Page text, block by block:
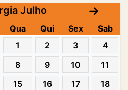
Julho
Qua Qui Sex
Sab
1
2 3
4
8 9 10
11
15 16 17
18